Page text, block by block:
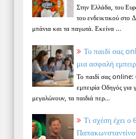
Στην Ελλάδα, του
του ενδεικτικού στο
μπάνια και τα παγωτά. Εκείνα ...
Το παιδί σας
μια ασφαλή
Το παιδί σας online:
εμπειρία Οδηγός
μεγαλώνουν, τα παιδιά περ...
Τι σχέση έχει